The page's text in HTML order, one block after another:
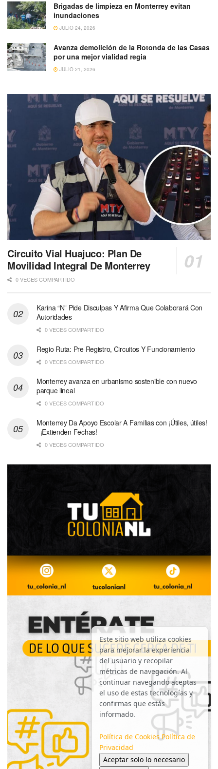
Brigadas de limpieza en Monterrey evitan
inundaciones
JULIO 24, 2026
Avanza demolición de la Rotonda de las Casas
por una mejor vialidad regia
JULIO 21, 2026
Circuito Vial Huajuco: Plan De
Movilidad Integral De Monterrey
0 VECES COMPARTIDO
Karina “N” Pide Disculpas Y Afirma Que Colaborará Con
Autoridades
0 VECES COMPARTIDO
Regio Ruta: Pre Registro, Circuitos Y Funcionamiento
0 VECES COMPARTIDO
Monterrey avanza en urbanismo sostenible con nuevo
parque lineal
0 VECES COMPARTIDO
Monterrey Da Apoyo Escolar A Familias con ¡Útiles, útiles!
–¡Extienden Fechas!
0 VECES COMPARTIDO
Este sitio web utiliza cookies
para mejorar la experiencia
del usuario y recopilar
métricas de navegación. Al
continuar navegando aceptas
el uso de estas tecnologías y
confirmas que estás
informado.
Política de Cookies Política de
Privacidad
Aceptar solo lo necesario